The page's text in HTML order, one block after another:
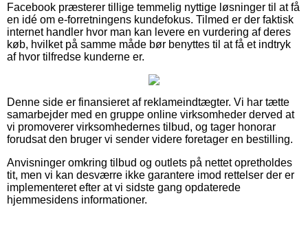
Facebook præsterer tillige temmelig nyttige løsninger til at få
en idé om e-forretningens kundefokus. Tilmed er der faktisk
internet handler hvor man kan levere en vurdering af deres
køb, hvilket på samme måde bør benyttes til at få et indtryk
af hvor tilfredse kunderne er.
Denne side er finansieret af reklameindtægter. Vi har tætte
samarbejder med en gruppe online virksomheder derved at
vi promoverer virksomhedernes tilbud, og tager honorar
forudsat den bruger vi sender videre foretager en bestilling.
Anvisninger omkring tilbud og outlets på nettet opretholdes
tit, men vi kan desværre ikke garantere imod rettelser der er
implementeret efter at vi sidste gang opdaterede
hjemmesidens informationer.